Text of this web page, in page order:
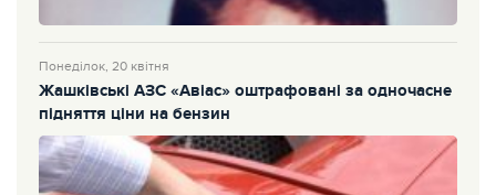
Понеділок, 20 квітня
Жашківські АЗС «Авіас» оштрафовані за одночасне
підняття ціни на бензин